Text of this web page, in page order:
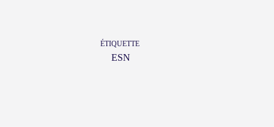
ÉTIQUETTE
ESN